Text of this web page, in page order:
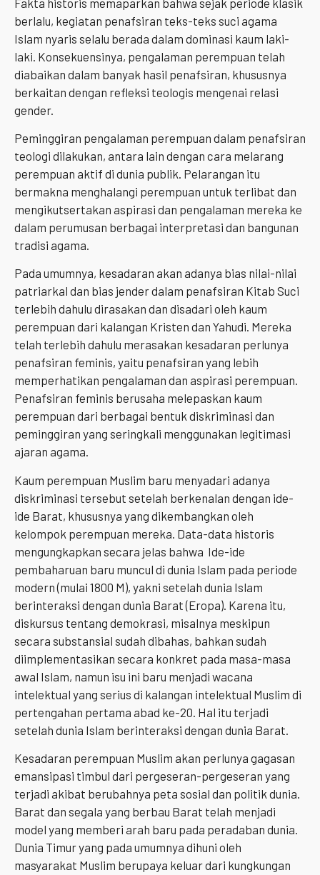
berlalu, kegiatan penafsiran teks-teks suci agama
Islam nyaris selalu berada dalam dominasi kaum laki-
laki. Konsekuensinya, pengalaman perempuan telah
diabaikan dalam banyak hasil penafsiran, khususnya
berkaitan dengan refleksi teologis mengenai relasi
gender.
Peminggiran pengalaman perempuan dalam penafsiran
teologi dilakukan, antara lain dengan cara melarang
perempuan aktif di dunia publik. Pelarangan itu
bermakna menghalangi perempuan untuk terlibat dan
mengikutsertakan aspirasi dan pengalaman mereka ke
dalam perumusan berbagai interpretasi dan bangunan
tradisi agama.
Pada umumnya, kesadaran akan adanya bias nilai-nilai
patriarkal dan bias jender dalam penafsiran Kitab Suci
terlebih dahulu dirasakan dan disadari oleh kaum
perempuan dari kalangan Kristen dan Yahudi. Mereka
telah terlebih dahulu merasakan kesadaran perlunya
penafsiran feminis, yaitu penafsiran yang lebih
memperhatikan pengalaman dan aspirasi perempuan.
Penafsiran feminis berusaha melepaskan kaum
perempuan dari berbagai bentuk diskriminasi dan
peminggiran yang seringkali menggunakan legitimasi
ajaran agama.
Kaum perempuan Muslim baru menyadari adanya
diskriminasi tersebut setelah berkenalan dengan ide-
ide Barat, khususnya yang dikembangkan oleh
kelompok perempuan mereka. Data-data historis
mengungkapkan secara jelas bahwa Ide-ide
pembaharuan baru muncul di dunia Islam pada periode
modern (mulai 1800 M), yakni setelah dunia Islam
berinteraksi dengan dunia Barat (Eropa). Karena itu,
diskursus tentang demokrasi, misalnya meskipun
secara substansial sudah dibahas, bahkan sudah
diimplementasikan secara konkret pada masa-masa
awal Islam, namun isu ini baru menjadi wacana
intelektual yang serius di kalangan intelektual Muslim di
pertengahan pertama abad ke-20. Hal itu terjadi
setelah dunia Islam berinteraksi dengan dunia Barat.
Kesadaran perempuan Muslim akan perlunya gagasan
emansipasi timbul dari pergeseran-pergeseran yang
terjadi akibat berubahnya peta sosial dan politik dunia.
Barat dan segala yang berbau Barat telah menjadi
model yang memberi arah baru pada peradaban dunia.
Dunia Timur yang pada umumnya dihuni oleh
masyarakat Muslim berupaya keluar dari kungkungan